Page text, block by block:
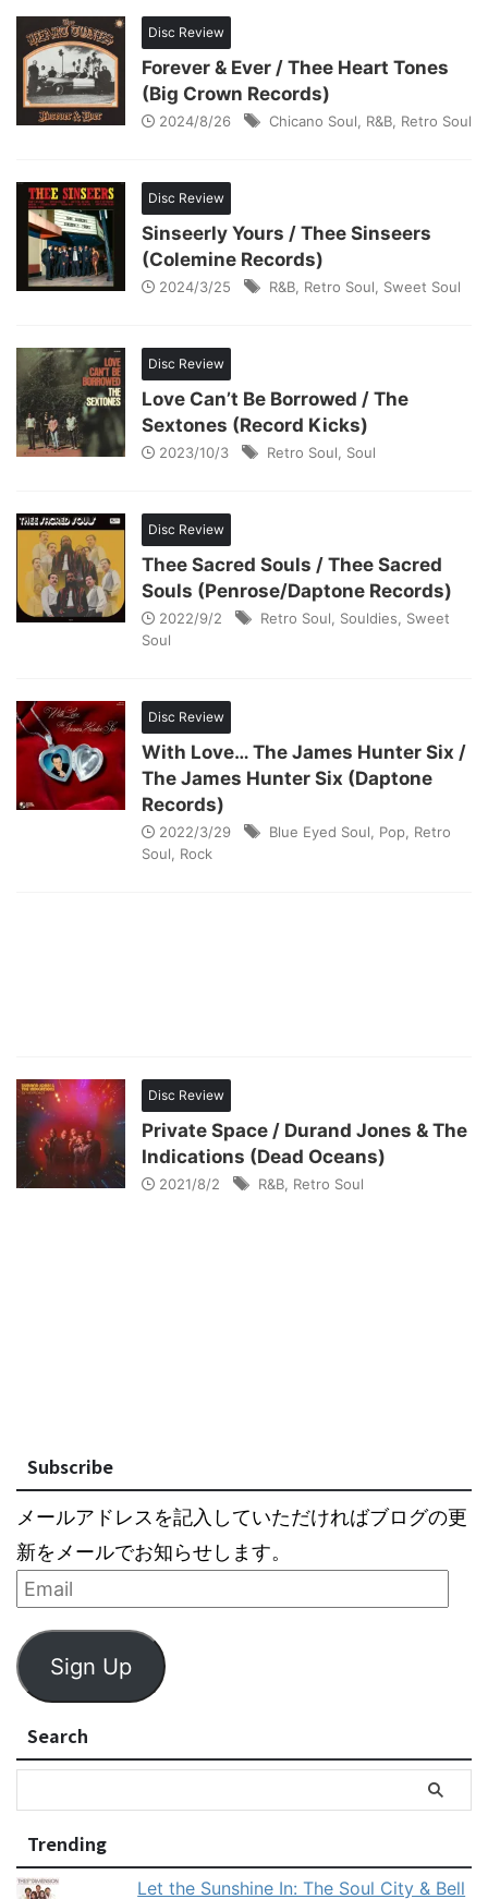
Disc Review
Forever & Ever / Thee Heart Tones
(Big Crown Records)
2024/8/26 Chicano Soul R&B Retro Soul
Disc Review
Sinseerly Yours / Thee Sinseers
(Colemine Records)
2024/3/25 R&B Retro Soul Sweet Soul
Disc Review
Love Can’t Be Borrowed / The
Sextones (Record Kicks)
2023/10/3 Retro Soul Soul
Disc Review
Thee Sacred Souls / Thee Sacred
Souls (Penrose/Daptone Records)
2022/9/2 Retro Soul Souldies
Sweet
Soul
Disc Review
With Love… The James Hunter Six /
The James Hunter Six (Daptone
Records)
2022/3/29 Blue Eyed Soul Pop Retro
Soul
Rock
Disc Review
Private Space / Durand Jones & The
Indications (Dead Oceans)
2021/8/2 R&B Retro Soul
Subscribe
メールアドレスを記入していただければブログの更
新をメールでお知らせします。
Sign Up
Search
Trending
Let the Sunshine In: The Soul City & Bell